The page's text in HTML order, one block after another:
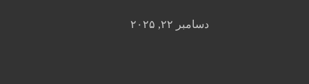
دسامبر ۲۲, ۲۰۲۵